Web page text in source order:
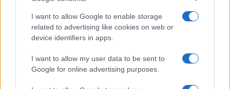
I want to allow Google to enable storage
related to advertising like cookies on web or
device identifiers in apps.
I want to allow my user data to be sent to
Google for online advertising purposes.